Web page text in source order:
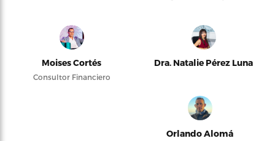
Moises Cortés
Consultor Financiero
Dra. Natalie Pérez Luna
Orlando Alomá